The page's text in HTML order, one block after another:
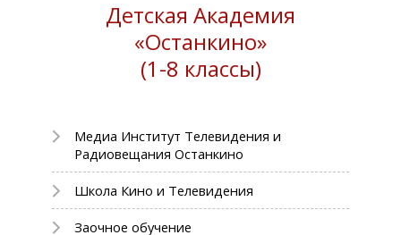
Детская Академия
«Останкино»
(1-8 классы)
Медиа Институт Телевидения и
Радиовещания Останкино
Школа Кино и Телевидения
Заочное обучение